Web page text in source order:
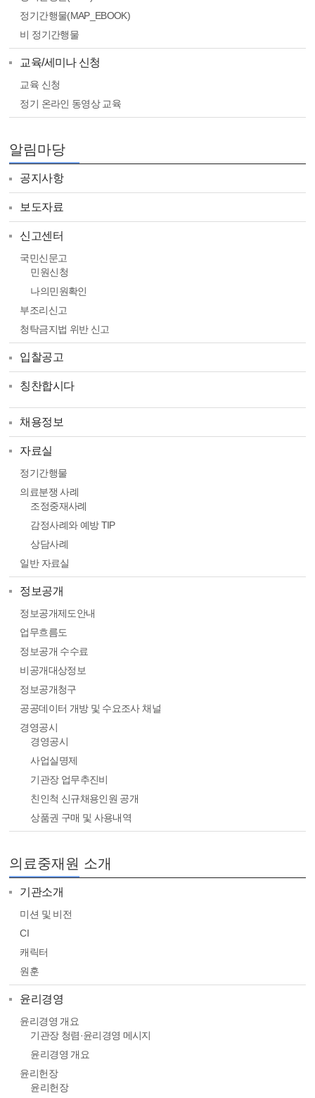
정기간행물(MAP_EBOOK)
비 정기간행물
교육/세미나 신청
교육 신청
정기 온라인 동영상 교육
알림마당
공지사항
보도자료
신고센터
국민신문고
민원신청
나의민원확인
부조리신고
청탁금지법 위반 신고
입찰공고
칭찬합시다
채용정보
자료실
정기간행물
의료분쟁 사례
조정중재사례
감정사례와 예방 TIP
상담사례
일반 자료실
정보공개
정보공개제도안내
업무흐름도
정보공개 수수료
비공개대상정보
정보공개청구
공공데이터 개방 및 수요조사 채널
경영공시
경영공시
사업실명제
기관장 업무추진비
친인척 신규채용인원 공개
상품권 구매 및 사용내역
의료중재원 소개
기관소개
미션 및 비전
CI
캐릭터
원훈
윤리경영
윤리경영 개요
기관장 청렴·윤리경영 메시지
윤리경영 개요
윤리헌장
윤리헌장